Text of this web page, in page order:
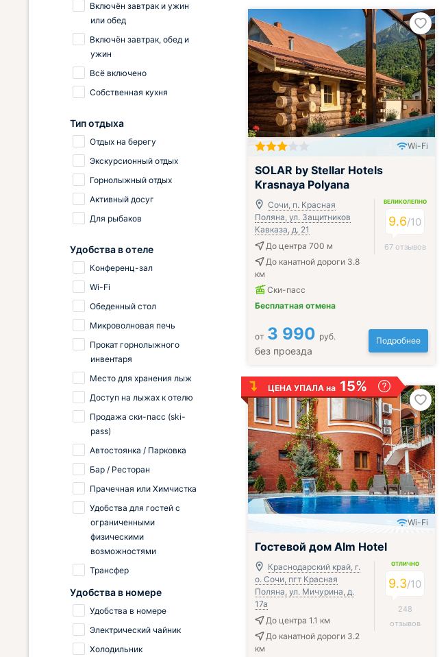
Wi-Fi
SOLAR by Stellar Hotels
Krasnaya Polyana
Сочи, п. Красная
Поляна, ул. Защитников
Кавказа, д. 21
До центра 700 м
До канатной дороги 3.8
км
Ски-пасс
Бесплатная отмена
ВЕЛИКОЛЕПНО
9.6/10
67 отзывов
от 3 990 руб.
без проезда
Подробнее
ЦЕНА УПАЛА на 15%
Wi-Fi
Гостевой дом Alm Hotel
Краснодарский край, г.
о. Сочи, пгт Красная
Поляна, ул. Мичурина, д.
17а
До центра 1.1 км
До канатной дороги 3.2
км
ОТЛИЧНО
9.3/10
248
отзывов
Включён завтрак и ужин
или обед
Включён завтрак, обед и
ужин
Всё включено
Собственная кухня
Тип отдыха
Отдых на берегу
Экскурсионный отдых
Горнолыжный отдых
Активный досуг
Для рыбаков
Удобства в отеле
Конференц-зал
Wi-Fi
Обеденный стол
Микроволновая печь
Прокат горнолыжного
инвентаря
Место для хранения лыж
Доступ на лыжах к отелю
Продажа ски-пасс (ski-
pass)
Автостоянка / Парковка
Бар / Ресторан
Прачечная или Химчистка
Удобства для гостей с
ограниченными
физическими
возможностями
Трансфер
Удобства в номере
Удобства в номере
Электрический чайник
Холодильник